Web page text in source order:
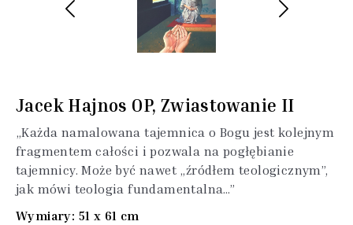
Jacek Hajnos OP, Zwiastowanie II
„Każda namalowana tajemnica o Bogu jest kolejnym
fragmentem całości i pozwala na pogłębianie
tajemnicy. Może być nawet „źródłem teologicznym”,
jak mówi teologia fundamentalna…”
Wymiary: 51 x 61 cm